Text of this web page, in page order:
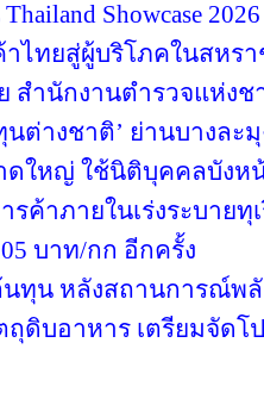
Showcase
ไทยสู่ผู้บริโภคในสหร
สำนักงานตำรวจแห่ง
ต่างชาติ’ ย่านบางละ
ดใหญ่ ใช้นิติบุคคลบังห
รค้าภายในเร่งระบาย
บาท/กก อีกครั้ง
ทุน หลังสถานการณ์พ
ดิบอาหาร เตรียมจัดโ